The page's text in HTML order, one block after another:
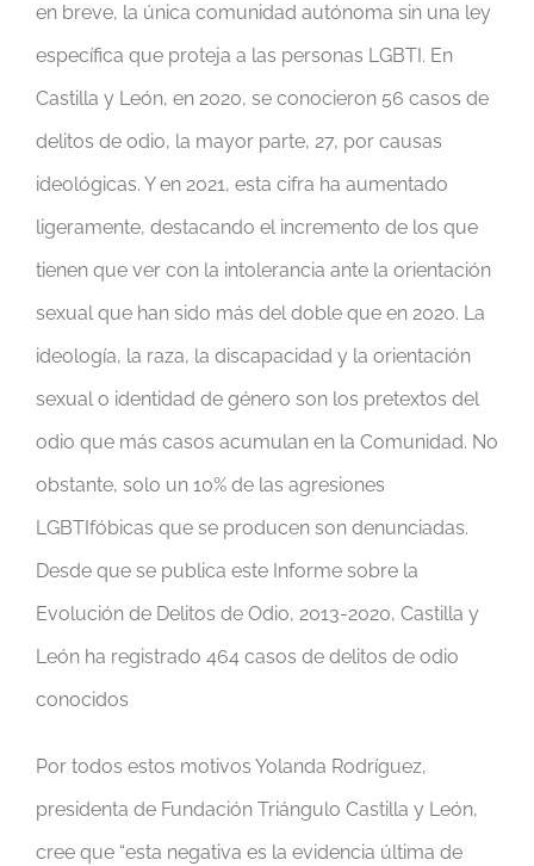
en breve, la única comunidad autónoma sin una ley
específica que proteja a las personas LGBTI. En
Castilla y León, en 2020, se conocieron 56 casos de
delitos de odio, la mayor parte, 27, por causas
ideológicas. Y en 2021, esta cifra ha aumentado
ligeramente, destacando el incremento de los que
tienen que ver con la intolerancia ante la orientación
sexual que han sido más del doble que en 2020. La
ideología, la raza, la discapacidad y la orientación
sexual o identidad de género son los pretextos del
odio que más casos acumulan en la Comunidad. No
obstante, solo un 10% de las agresiones
LGBTIfóbicas que se producen son denunciadas.
Desde que se publica este Informe sobre la
Evolución de Delitos de Odio, 2013-2020, Castilla y
León ha registrado 464 casos de delitos de odio
conocidos
Por todos estos motivos Yolanda Rodríguez,
presidenta de Fundación Triángulo Castilla y León,
cree que “esta negativa es la evidencia última de